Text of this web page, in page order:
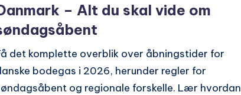
– Alt du skal vide om
det komplette overblik over åbningstider for
bodegas i 2026, herunder regler for
og regionale forskelle. Lær hvordan